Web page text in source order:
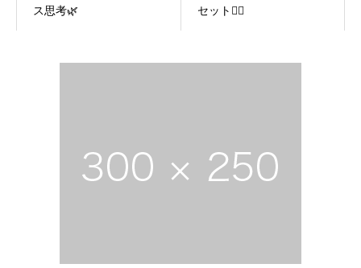
ス思考🌿
セット🧘‍♀️